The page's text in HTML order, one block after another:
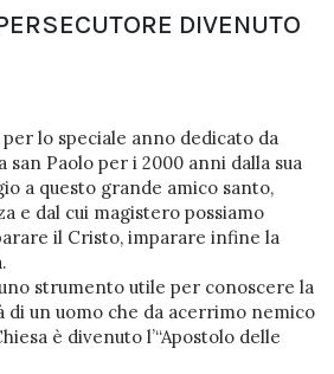
DIVENUTO
lo speciale anno dedicato da
san Paolo per i 2000 anni dalla sua
a questo grande amico santo,
e dal cui magistero possiamo
il Cristo, imparare infine la
strumento utile per conoscere la
di un uomo che da acerrimo nemico
è divenuto l’“Apostolo delle